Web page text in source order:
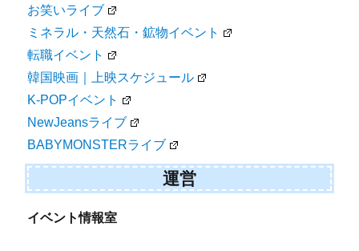
お笑いライブ
ミネラル・天然石・鉱物イベント
転職イベント
韓国映画｜上映スケジュール
K-POPイベント
NewJeansライブ
BABYMONSTERライブ
運営
イベント情報室